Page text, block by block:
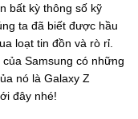
bất kỳ thông số kỹ
ta đã biết được hầu
loạt tin đồn và rò rỉ.
Samsung có những
nó là Galaxy Z
đây nhé!